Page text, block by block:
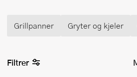
Grillpanner Gryter og kjeler
Filtrer